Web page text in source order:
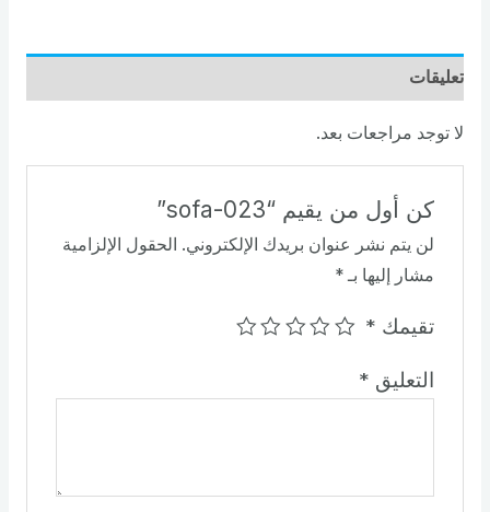
تعليقات
لا توجد مراجعات بعد.
كن أول من يقيم “sofa-023”
لن يتم نشر عنوان بريدك الإلكتروني. الحقول الإلزامية
مشار إليها بـ*
تقيمك *
التعليق *